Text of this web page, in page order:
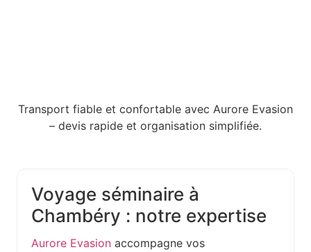
Transport fiable et confortable avec Aurore Evasion
– devis rapide et organisation simplifiée.
Voyage séminaire à
Chambéry : notre expertise
Aurore Evasion accompagne vos